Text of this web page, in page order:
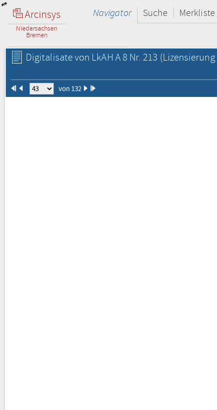
Arcinsys
Niedersachsen
Bremen
Navigator Suche Merkliste
Digitalisate von LkAH A 8 Nr. 213
von 132